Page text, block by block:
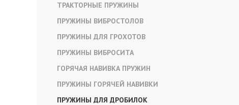
ТРАКТОРНЫЕ ПРУЖИНЫ
ПРУЖИНЫ ВИБРОСТОЛОВ
ПРУЖИНЫ ДЛЯ ГРОХОТОВ
ПРУЖИНЫ ВИБРОСИТА
ГОРЯЧАЯ НАВИВКА ПРУЖИН
ПРУЖИНЫ ГОРЯЧЕЙ НАВИВКИ
ПРУЖИНЫ ДЛЯ ДРОБИЛОК